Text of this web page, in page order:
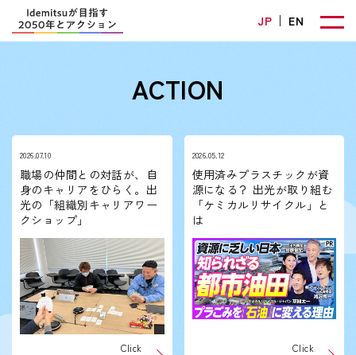
JP EN
ACTION
2026.07.10
職場の仲間との対話が、自
身のキャリアをひらく。出
光の「組織別キャリアワー
クショップ」
Click
2026.05.12
使用済みプラスチックが資
源になる？ 出光が取り組む
「ケミカルリサイクル」と
は
Click